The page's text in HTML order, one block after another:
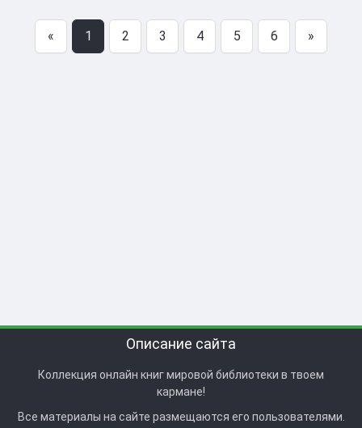
« 1 2 3 4 5 6 »
Описание сайта
Коллекция онлайн книг мировой библиотеки в твоем
кармане!
Все материалы на сайте размещаются его пользователями.